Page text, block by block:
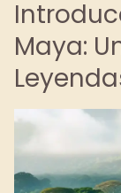
Maya: